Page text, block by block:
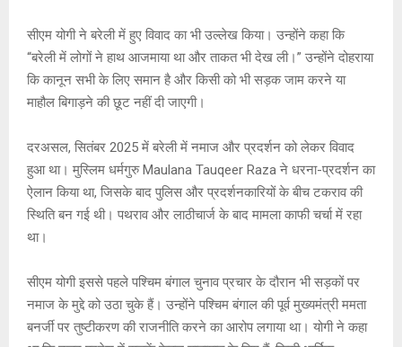
सीएम योगी ने बरेली में हुए विवाद का भी उल्लेख किया। उन्होंने कहा कि
“बरेली में लोगों ने हाथ आजमाया था और ताकत भी देख ली।” उन्होंने दोहराया
कि कानून सभी के लिए समान है और किसी को भी सड़क जाम करने या
माहौल बिगाड़ने की छूट नहीं दी जाएगी।
दरअसल, सितंबर 2025 में बरेली में नमाज और प्रदर्शन को लेकर विवाद
हुआ था। मुस्लिम धर्मगुरु Maulana Tauqeer Raza ने धरना-प्रदर्शन का
ऐलान किया था, जिसके बाद पुलिस और प्रदर्शनकारियों के बीच टकराव की
स्थिति बन गई थी। पथराव और लाठीचार्ज के बाद मामला काफी चर्चा में रहा
था।
सीएम योगी इससे पहले पश्चिम बंगाल चुनाव प्रचार के दौरान भी सड़कों पर
नमाज के मुद्दे को उठा चुके हैं। उन्होंने पश्चिम बंगाल की पूर्व मुख्यमंत्री ममता
बनर्जी पर तुष्टीकरण की राजनीति करने का आरोप लगाया था। योगी ने कहा